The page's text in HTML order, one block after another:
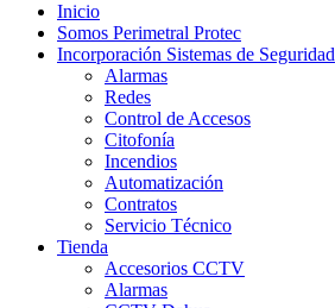
Inicio
Somos Perimetral Protec
Incorporación Sistemas de Seguridad
Alarmas
Redes
Control de Accesos
Citofonía
Incendios
Automatización
Contratos
Servicio Técnico
Tienda
Accesorios CCTV
Alarmas